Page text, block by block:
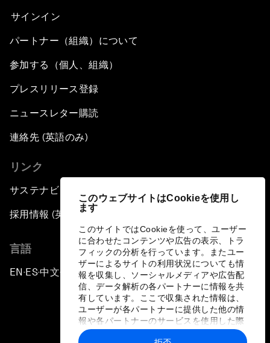
このウェブサイトはCookieを使用し
ます
このサイトではCookieを使って、ユーザー
に合わせたコンテンツや広告の表示、トラ
フィックの分析を行っています。またユー
ザーによるサイトの利用状況についても情
報を収集し、ソーシャルメディアや広告配
信、データ解析の各パートナーに情報を共
有しています。ここで収集された情報は、
ユーザーが各パートナーに提供した他の情
報や各パートナーのサービスを使用した際
に収集された情報と組み合わされ、各パー
サインイン
パートナー（組織）について
参加する（個人、組織）
プレスリリース登録
ニュースレター購読
連絡先 (英語のみ)
リンク
サステナビリティへの取り組み
採用情報 (英語のみ)
言語
EN ▪ES▪中文▪ 日本語